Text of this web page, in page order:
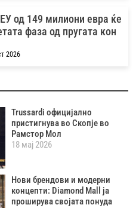
од 149 милиони евра ќе
фаза од пругата кон
2026
Trussardi официјално
пристигнува во Скопје во
Рамстор Мол
18 мај 2026
Нови брендови и модерни
концепти: Diamond Mall ја
проширува својата понуда